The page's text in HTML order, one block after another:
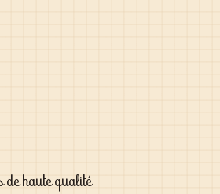
de haute qualité